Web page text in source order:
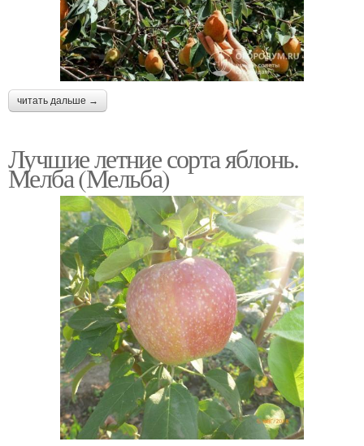
читать дальше →
Лучшие летние сорта яблонь.
Мелба (Мельба)